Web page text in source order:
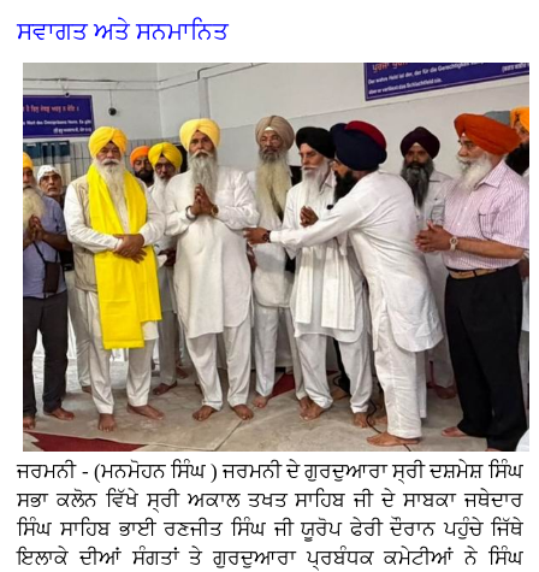
ਸਵਾਗਤ ਅਤੇ ਸਨਮਾਨਿਤ
ਜਰਮਨੀ - (ਮਨਮੋਹਨ ਸਿੰਘ ) ਜਰਮਨੀ ਦੇ ਗੁਰਦੁਆਰਾ ਸ੍ਰੀ ਦਸ਼ਮੇਸ਼ ਸਿੰਘ
ਸਭਾ ਕਲੋਨ ਵਿੱਖੇ ਸ੍ਰੀ ਅਕਾਲ ਤਖਤ ਸਾਹਿਬ ਜੀ ਦੇ ਸਾਬਕਾ ਜਥੇਦਾਰ
ਸਿੰਘ ਸਾਹਿਬ ਭਾਈ ਰਣਜੀਤ ਸਿੰਘ ਜੀ ਯੂਰੋਪ ਫੇਰੀ ਦੌਰਾਨ ਪਹੁੰਚੇ ਜਿੱਥੇ
ਇਲਾਕੇ ਦੀਆਂ ਸੰਗਤਾਂ ਤੇ ਗੁਰਦੁਆਰਾ ਪ੍ਰਬੰਧਕ ਕਮੇਟੀਆਂ ਨੇ ਸਿੰਘ